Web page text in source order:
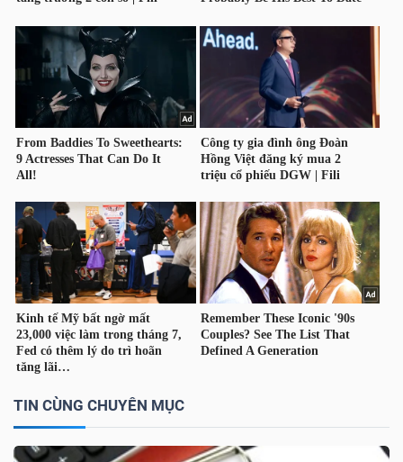
TIN CÙNG CHUYÊN MỤC
TẾ
THẾ
GIỚI
ĐÔNG
DƯƠNG
TÀI
CHÍNH
NHÂN